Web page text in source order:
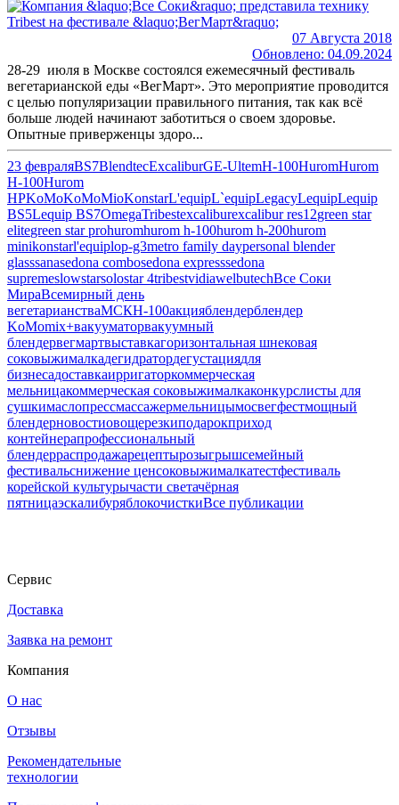
07 Августа 2018
Обновлено: 04.09.2024
28-29 июля в Москве состоялся ежемесячный фестиваль
вегетарианской еды «ВегМарт». Это мероприятие проводится
с целью популяризации правильного питания, так как всё
больше людей начинают заботиться о своем здоровье.
Опытные приверженцы здоро...
23 февраляBS7BlendtecExcaliburGE-UltemH-100HuromHurom
H-100Hurom
HPKoMoKoMoMioKonstarL'equipL`equipLegacyLequipLequip
BS5Lequip BS7OmegaTribestexcaliburexcalibur res12green star
elitegreen star prohuromhurom h-100hurom h-200hurom
minikonstarl'equiplop-g3metro family daypersonal blender
glasssanasedona combosedona expresssedona
supremeslowstarsolostar 4tribestvidiawelbutechВсе Соки
МираВсемирный день
вегетарианстваМСКН-100акцияблендерблендер
KoMomix+вакууматорвакуумный
блендервегмартвыставкагоризонтальная шнековая
соковыжималкадегидратордегустациядля
бизнесадоставкаирригаторкоммерческая
мельницакоммерческая соковыжималкаконкурслисты для
сушкимаслопрессмассажермельницымосвегфестмощный
блендерновостиовощерезкиподарокприход
контейнерапрофессиональный
блендерраспродажарецептырозыгрышсемейный
фестивальснижение ценсоковыжималкатестфестиваль
корейской культурычасти светачёрная
пятницаэскалибуряблокочисткиВсе публикации
Сервис
Доставка
Заявка на ремонт
Компания
О нас
Отзывы
Рекомендательные
технологии